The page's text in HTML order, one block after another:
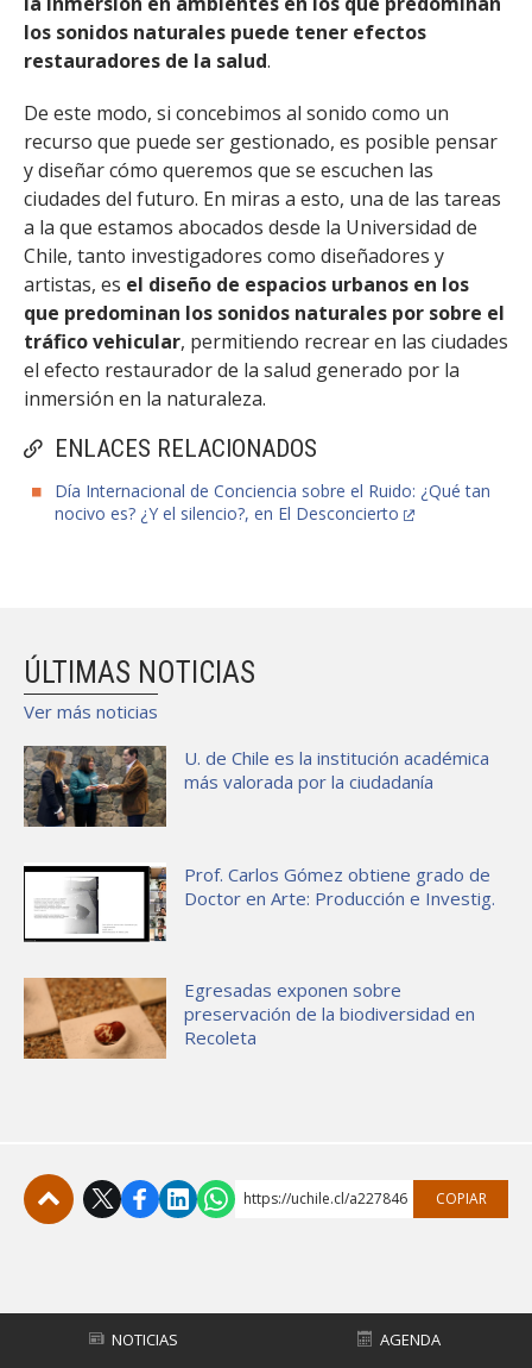
ENLACES RELACIONADOS
Día Internacional de Conciencia sobre el Ruido: ¿Qué tan
nocivo es? ¿Y el silencio?, en El Desconcierto
los sonidos naturales puede tener efectos
restauradores de la salud.
De este modo, si concebimos al sonido como un
recurso que puede ser gestionado, es posible pensar
y diseñar cómo queremos que se escuchen las
ciudades del futuro. En miras a esto, una de las tareas
a la que estamos abocados desde la Universidad de
Chile, tanto investigadores como diseñadores y
artistas, es el diseño de espacios urbanos en los
que predominan los sonidos naturales por sobre el
tráfico vehicular, permitiendo recrear en las ciudades
el efecto restaurador de la salud generado por la
inmersión en la naturaleza.
ÚLTIMAS NOTICIAS
Ver más noticias
U. de Chile es la institución académica
más valorada por la ciudadanía
Prof. Carlos Gómez obtiene grado de
Doctor en Arte: Producción e Investig.
Egresadas exponen sobre
preservación de la biodiversidad en
Recoleta
https://uchile.cl/a227846 COPIAR
NOTICIAS AGENDA